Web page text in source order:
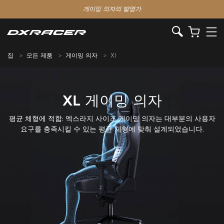
게이밍 의자의 발명가
집 모든 제품 게이밍 의자 Xl
XL 게이밍 의자
평균 체형에 적합: 엑스라지 사이즈 게이밍 의자는 대부분의 사용자
요구를 충족시킬 수 있는 평균 체형에 맞춰 설계되었습니다.